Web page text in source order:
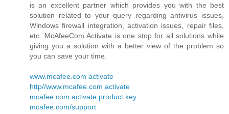
is an excellent partner which provides you with the best
solution related to your query regarding antivirus issues,
Windows firewall integration, activation issues, repair files,
etc. McAfeeCom Activate is one stop for all solutions while
giving you a solution with a better view of the problem so
you can save your time.
www.mcafee.com activate
http//www.mcafee.com activate
mcafee.com activate product key
mcafee.com/support